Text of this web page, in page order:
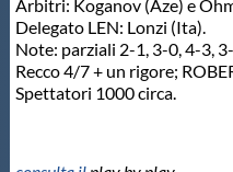
Archivio News
Arbitri: Koganov (Aze) e
Delegato LEN: Lonzi (Ita).
Note: parziali 2-1, 3-0, 4-3,
Recco 4/7 + un rigore;
Spettatori 1000 circa.